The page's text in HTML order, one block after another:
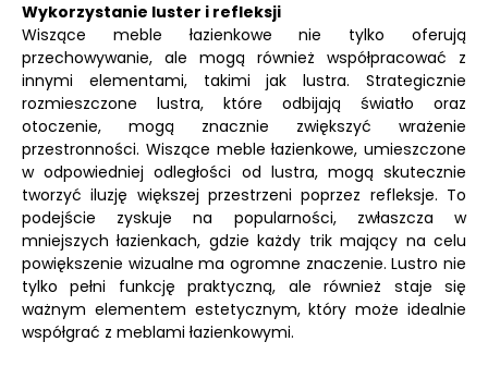
Wykorzystanie luster i refleksji
Wiszące meble łazienkowe nie tylko oferują
przechowywanie, ale mogą również współpracować z
innymi elementami, takimi jak lustra. Strategicznie
rozmieszczone lustra, które odbijają światło oraz
otoczenie, mogą znacznie zwiększyć wrażenie
przestronności. Wiszące meble łazienkowe, umieszczone
w odpowiedniej odległości od lustra, mogą skutecznie
tworzyć iluzję większej przestrzeni poprzez refleksje. To
podejście zyskuje na popularności, zwłaszcza w
mniejszych łazienkach, gdzie każdy trik mający na celu
powiększenie wizualne ma ogromne znaczenie. Lustro nie
tylko pełni funkcję praktyczną, ale również staje się
ważnym elementem estetycznym, który może idealnie
współgrać z meblami łazienkowymi.